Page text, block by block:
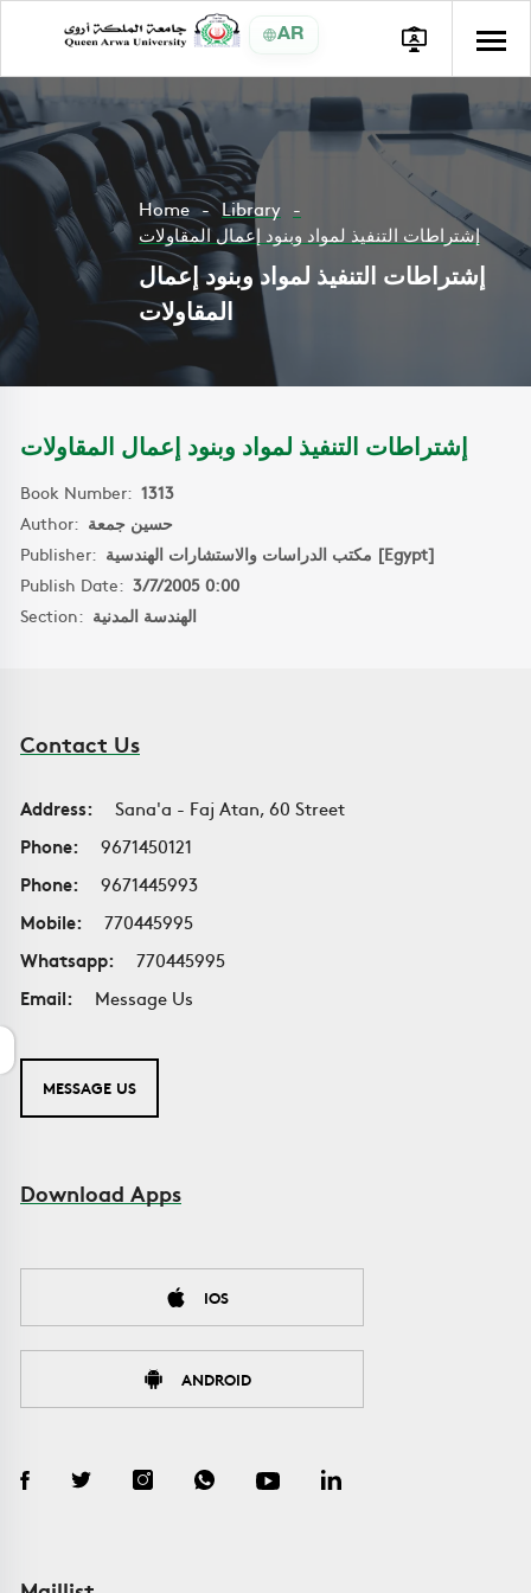
AR
Home
Library
إشتراطات التنفيذ لمواد وبنود إعمال المقاولات
إشتراطات التنفيذ لمواد وبنود إعمال
المقاولات
إشتراطات التنفيذ لمواد وبنود إعمال المقاولات
Book Number: 1313
Author: حسين جمعة
Publisher:
مكتب الدراسات والاستشارات الهندسية [Egypt]
Publish Date: 3/7/2005 0:00
Section: الهندسة المدنية
Contact Us
Address:
Sana'a - Faj Atan, 60 Street
Phone:
9671450121
Phone:
9671445993
Mobile:
770445995
Whatsapp:
770445995
Email:
Message Us
MESSAGE US
Download Apps
IOS
ANDROID